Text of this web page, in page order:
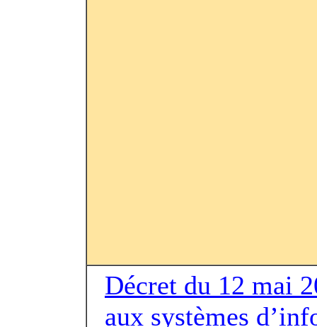
Décret du 12 mai
aux systèmes